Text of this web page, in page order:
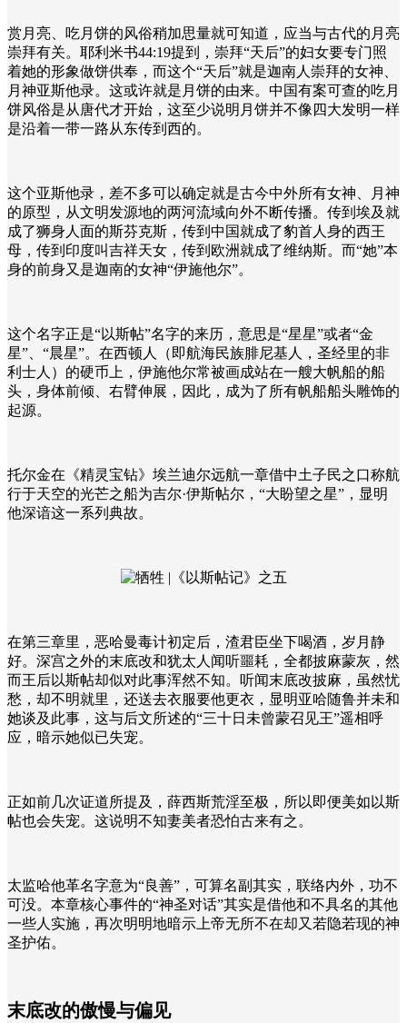
赏月亮、吃月饼的风俗稍加思量就可知道，应当与古代的月亮
崇拜有关。耶利米书44:19提到，崇拜“天后”的妇女要专门照
着她的形象做饼供奉，而这个“天后”就是迦南人崇拜的女神、
月神亚斯他录。这或许就是月饼的由来。中国有案可查的吃月
饼风俗是从唐代才开始，这至少说明月饼并不像四大发明一样
是沿着一带一路从东传到西的。
这个亚斯他录，差不多可以确定就是古今中外所有女神、月神
的原型，从文明发源地的两河流域向外不断传播。传到埃及就
成了狮身人面的斯芬克斯，传到中国就成了豹首人身的西王
母，传到印度叫吉祥天女，传到欧洲就成了维纳斯。而“她”本
身的前身又是迦南的女神“伊施他尔”。
这个名字正是“以斯帖”名字的来历，意思是“星星”或者“金
星”、“晨星”。在西顿人（即航海民族腓尼基人，圣经里的非
利士人）的硬币上，伊施他尔常被画成站在一艘大帆船的船
头，身体前倾、右臂伸展，因此，成为了所有帆船船头雕饰的
起源。
托尔金在《精灵宝钻》埃兰迪尔远航一章借中土子民之口称航
行于天空的光芒之船为吉尔·伊斯帖尔，“大盼望之星”，显明
他深谙这一系列典故。
在第三章里，恶哈曼毒计初定后，渣君臣坐下喝酒，岁月静
好。深宫之外的末底改和犹太人闻听噩耗，全都披麻蒙灰，然
而王后以斯帖却似对此事浑然不知。听闻末底改披麻，虽然忧
愁，却不明就里，还送去衣服要他更衣，显明亚哈随鲁并未和
她谈及此事，这与后文所述的“三十日未曾蒙召见王”遥相呼
应，暗示她似已失宠。
正如前几次证道所提及，薛西斯荒淫至极，所以即便美如以斯
帖也会失宠。这说明不知妻美者恐怕古来有之。
太监哈他革名字意为“良善”，可算名副其实，联络内外，功不
可没。本章核心事件的“神圣对话”其实是借他和不具名的其他
一些人实施，再次明明地暗示上帝无所不在却又若隐若现的神
圣护佑。
末底改的傲慢与偏见